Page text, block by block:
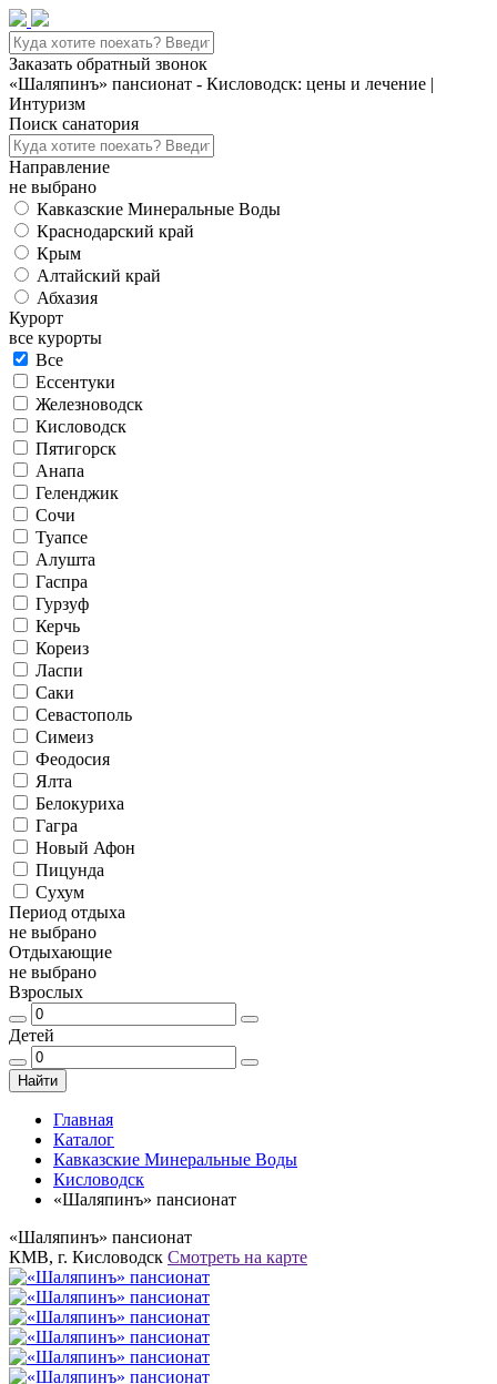
Заказать обратный звонок
«Шаляпинъ» пансионат - Кисловодск: цены и лечение |
Интуризм
Поиск санатория
Направление
не выбрано
Кавказские Минеральные Воды
Краснодарский край
Крым
Алтайский край
Абхазия
Курорт
все курорты
Все
Ессентуки
Железноводск
Кисловодск
Пятигорск
Анапа
Геленджик
Сочи
Туапсе
Алушта
Гаспра
Гурзуф
Керчь
Кореиз
Ласпи
Саки
Севастополь
Симеиз
Феодосия
Ялта
Белокуриха
Гагра
Новый Афон
Пицунда
Сухум
Период отдыха
не выбрано
Отдыхающие
не выбрано
Взрослых
Детей
Найти
Главная
Каталог
Кавказские Минеральные Воды
Кисловодск
«Шаляпинъ» пансионат
«Шаляпинъ» пансионат
КМВ, г. Кисловодск Смотреть на карте